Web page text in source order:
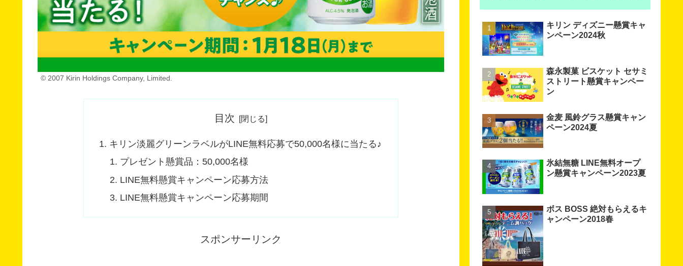
© 2007 Kirin Holdings Company, Limited.
目次
キリン淡麗グリーンラベルがLINE無料応募で50,000名様に当たる♪
プレゼント懸賞品：50,000名様
LINE無料懸賞キャンペーン応募方法
LINE無料懸賞キャンペーン応募期間
スポンサーリンク
キリン ディズニー懸賞キャ
ンペーン2024秋
森永製菓 ビスケット セサミ
ストリート懸賞キャンペー
ン
金麦 風鈴グラス懸賞キャン
ペーン2024夏
氷結無糖 LINE無料オープ
ン懸賞キャンペーン2023夏
ボス BOSS 絶対もらえるキ
ャンペーン2018春